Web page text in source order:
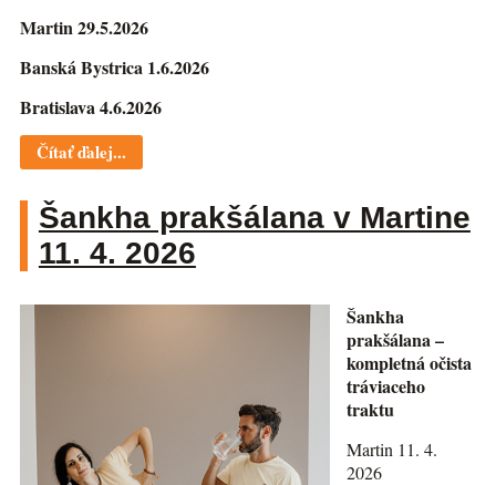
Martin 29.5.2026
Banská Bystrica 1.6.2026
Bratislava 4.6.2026
Čítať ďalej...
Šankha prakšálana v Martine
11. 4. 2026
Šankha
prakšálana –
kompletná očista
tráviaceho
traktu
Martin 11. 4.
2026